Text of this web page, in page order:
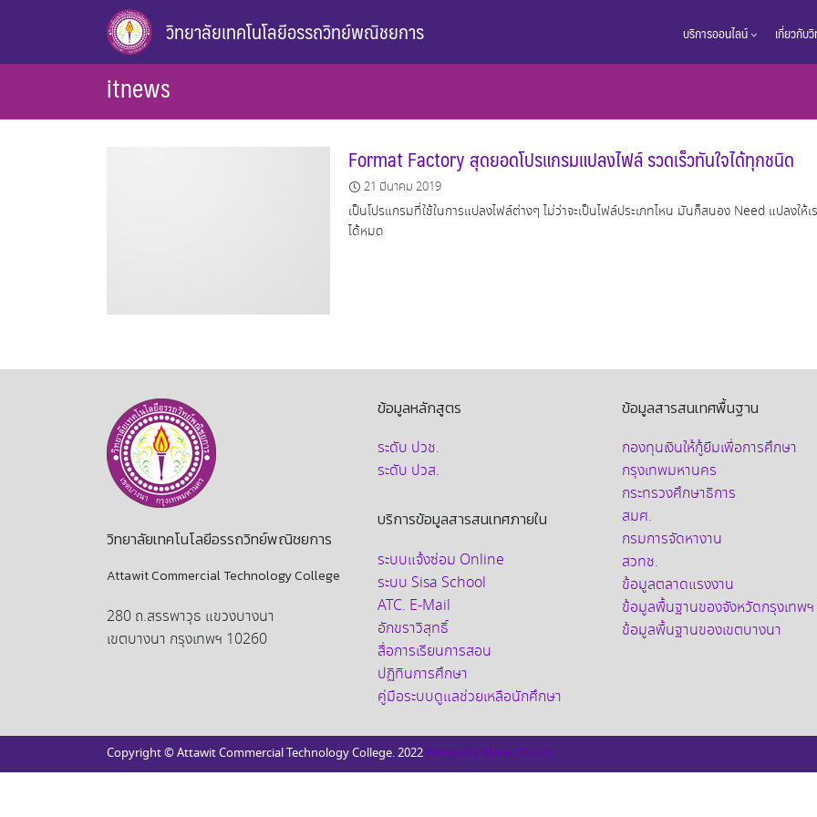
วิทยาลัยเทคโนโลยีอรรถวิทย์พณิชยการ บริการออนไลน์ เกี่ยวกับ
itnews
Format Factory สุดยอดโปรแกรมแปลงไฟล์ รวดเร็วทันใจได้ทุกชนิด
21 มีนาคม 2019
เป็นโปรแกรมที่ใช้ในการแปลงไฟล์ต่างๆ ไม่ว่าจะเป็นไฟล์ประเภทไหน มันก็สนอง Need แปลงให้เ
ได้หมด
วิทยาลัยเทคโนโลยีอรรถวิทย์พณิชยการ
Attawit Commercial Technology College
280 ถ.สรรพาวุธ แขวงบางนา
เขตบางนา กรุงเทพฯ 10260
ข้อมูลหลักสูตร
ระดับ ปวช.
ระดับ ปวส.
บริการข้อมูลสารสนเทศภายใน
ระบบแจ้งซ่อม Online
ระบบ Sisa School
ATC. E-Mail
อักขราวิสุทธิ์
สื่อการเรียนการสอน
ปฏิทินการศึกษา
คู่มือระบบดูแลช่วยเหลือนักศึกษา
ข้อมูลสารสนเทศพื้นฐาน
กองทุนเงินให้กู้ยืมเพื่อการศึกษา
กรุงเทพมหานคร
กระทรวงศึกษาธิการ
สมศ.
กรมการจัดหางาน
สวทช.
ข้อมูลตลาดแรงงาน
ข้อมูลพื้นฐานของจังหวัดกรุงเทพฯ
ข้อมูลพื้นฐานของเขตบางนา
Copyright © Attawit Commercial Technology College. 2022 Design by Mana_Potion